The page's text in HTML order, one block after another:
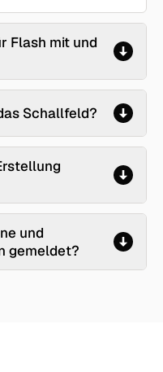
Flash mit und
Schallfeld?
und
gemeldet?